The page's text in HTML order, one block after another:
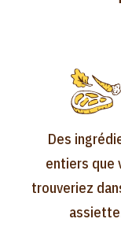
Des
entiers que
trouveriez